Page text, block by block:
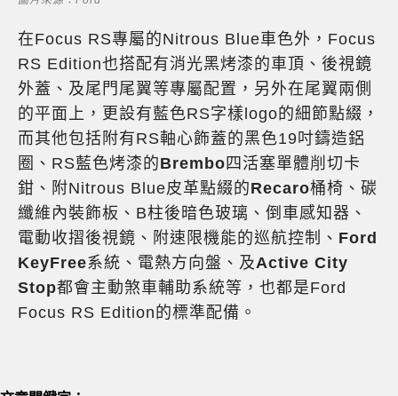
在Focus RS專屬的Nitrous Blue車色外，Focus
RS Edition也搭配有消光黑烤漆的車頂、後視鏡
外蓋、及尾門尾翼等專屬配置，另外在尾翼兩側
的平面上，更設有藍色RS字樣logo的細節點綴，
而其他包括附有RS軸心飾蓋的黑色19吋鑄造鋁
圈、RS藍色烤漆的Brembo 四活塞單體削切卡
鉗、附Nitrous Blue皮革點綴的Recaro桶椅、碳
纖維內裝飾板、B柱後暗色玻璃、倒車感知器、
電動收摺後視鏡、附速限機能的巡航控制、 Ford
KeyFree系統、電熱方向盤、及Active City
Stop都會主動煞車輔助系統等，也都是Ford
Focus RS Edition的標準配備。